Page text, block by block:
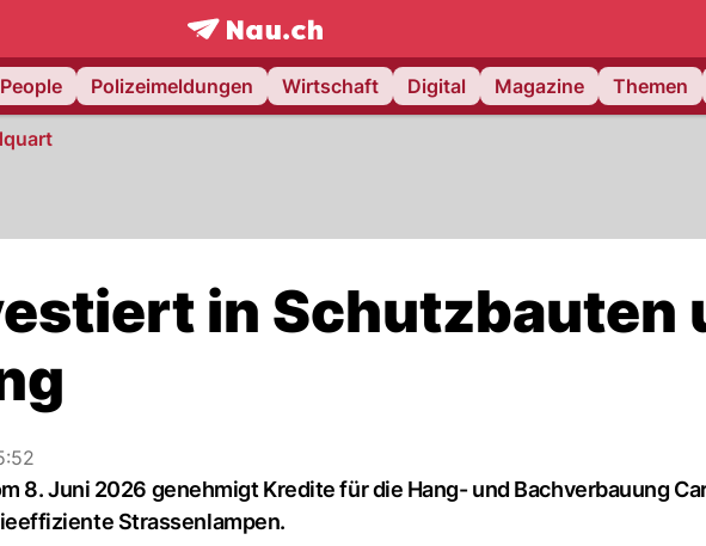
frontpage.NAU.ch
People Polizeimeldungen Wirtschaft Digital Magazine Themen
in Schutzbauten
8. Juni 2026 genehmigt Kredite für die Hang- und Bachverbauung
Strassenlampen.